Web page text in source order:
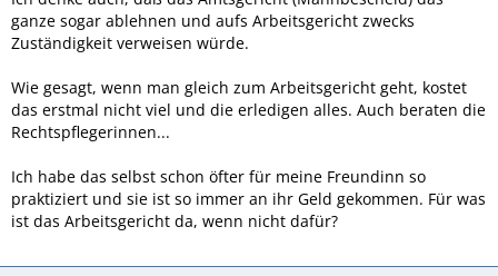
ganze sogar ablehnen und aufs Arbeitsgericht zwecks
Zuständigkeit verweisen würde.
Wie gesagt, wenn man gleich zum Arbeitsgericht geht, kostet
das erstmal nicht viel und die erledigen alles. Auch beraten die
Rechtspflegerinnen...
Ich habe das selbst schon öfter für meine Freundinn so
praktiziert und sie ist so immer an ihr Geld gekommen. Für was
ist das Arbeitsgericht da, wenn nicht dafür?